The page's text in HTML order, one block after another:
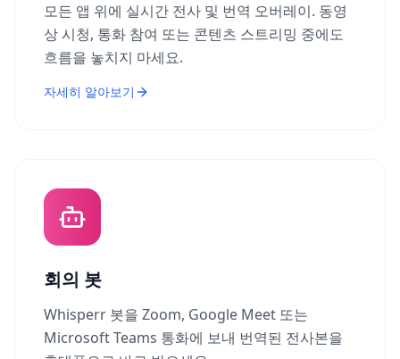
모든 앱 위에 실시간 전사 및 번역 오버레이. 동영
상 시청, 통화 참여 또는 콘텐츠 스트리밍 중에도
흐름을 놓치지 마세요.
자세히 알아보기
회의 봇
Whisperr 봇을 Zoom, Google Meet 또는
Microsoft Teams 통화에 보내 번역된 전사본을